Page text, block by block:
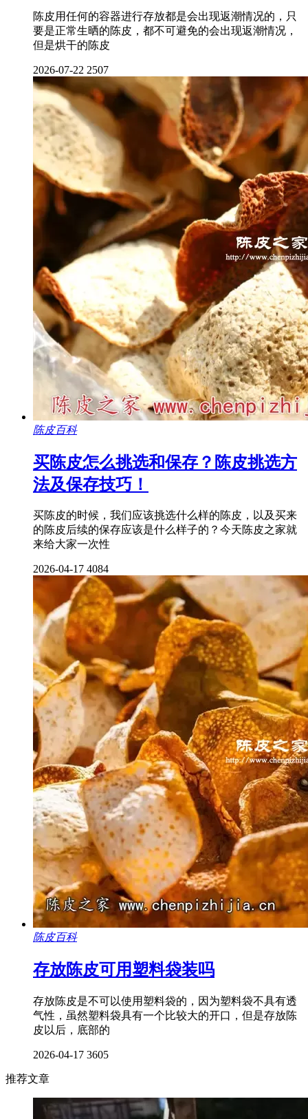
陈皮用任何的容器进行存放都是会出现返潮情况的，只
要是正常生晒的陈皮，都不可避免的会出现返潮情况，
但是烘干的陈皮
2026-07-22 2507
陈皮百科
买陈皮怎么挑选和保存？陈皮挑选方
法及保存技巧！
买陈皮的时候，我们应该挑选什么样的陈皮，以及买来
的陈皮后续的保存应该是什么样子的？今天陈皮之家就
来给大家一次性
2026-04-17 4084
陈皮百科
存放陈皮可用塑料袋装吗
存放陈皮是不可以使用塑料袋的，因为塑料袋不具有透
气性，虽然塑料袋具有一个比较大的开口，但是存放陈
皮以后，底部的
2026-04-17 3605
推荐文章